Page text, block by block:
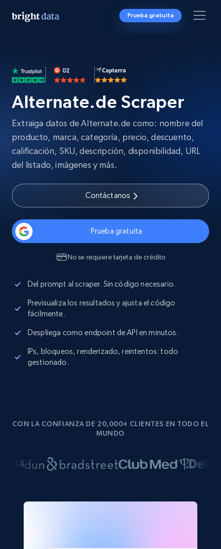
Prueba gratuita
Alternate.de Scraper
Extraiga datos de Alternate.de como: nombre del
producto, marca, categoría, precio, descuento,
calificación, SKU, descripción, disponibilidad, URL
del listado, imágenes y más.
Contáctanos
Prueba gratuita
No se requiere tarjeta de crédito
Del prompt al scraper. Sin código necesario.
Previsualiza los resultados y ajusta el código
fácilmente.
Despliega como endpoint de API en minutos.
IPs, bloqueos, renderizado, reintentos: todo
gestionado.
CON LA CONFIANZA DE 20,000+ CLIENTES EN TODO EL
MUNDO